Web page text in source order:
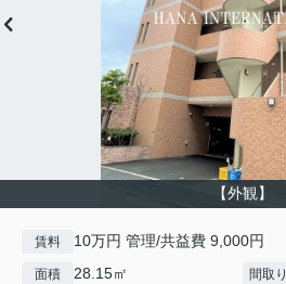
【外観】
賃料 10万円 管理/共益費 9,000円
面積 28.15㎡ 間取り